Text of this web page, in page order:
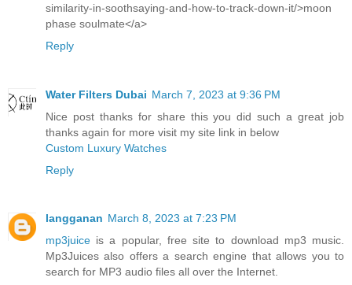
similarity-in-soothsaying-and-how-to-track-down-it/>moon
phase soulmate</a>
Reply
Water Filters Dubai March 7, 2023 at 9:36 PM
Nice post thanks for share this you did such a great job
thanks again for more visit my site link in below
Custom Luxury Watches
Reply
langganan March 8, 2023 at 7:23 PM
mp3juice is a popular, free site to download mp3 music.
Mp3Juices also offers a search engine that allows you to
search for MP3 audio files all over the Internet.